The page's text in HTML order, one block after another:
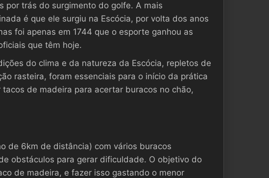
por trás do surgimento do golfe. A mais
é que ele surgiu na Escócia, por volta dos anos
foi apenas em 1744 que o esporte ganhou as
que têm hoje.
do clima e da natureza da Escócia, repletos de
rasteira, foram essenciais para o início da prática
tacos de madeira para acertar buracos no chão,
de 6km de distância) com vários buracos
obstáculos para gerar dificuldade. O objetivo do
de madeira, e fazer isso gastando o menor